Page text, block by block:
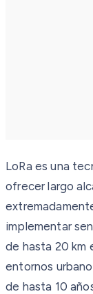
LoRa es una
ofrecer largo
implementar
de hasta 20 km
entornos
de hasta 10